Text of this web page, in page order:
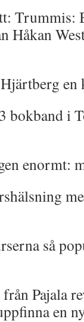
Trummis:
Håkan
en
bokband i
enormt:
så
Pajala
en